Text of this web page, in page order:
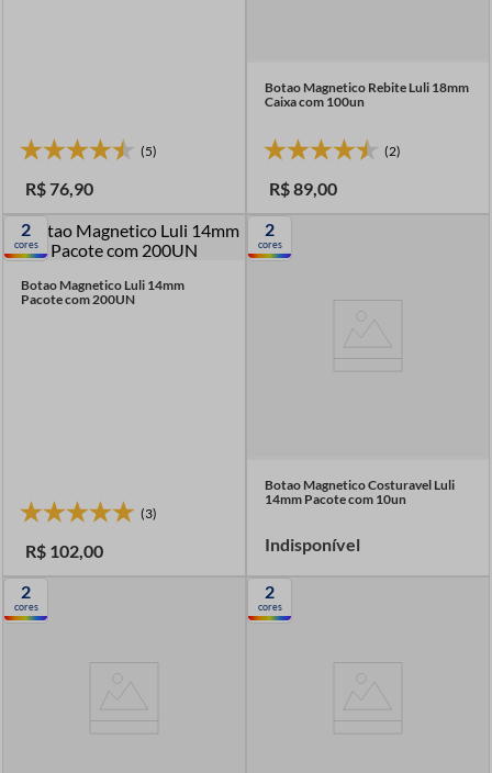
(5)
R$76,90
Botao Magnetico Rebite Luli 18mm
Caixa com 100un
(2)
R$89,00
2
cores
Botao Magnetico Luli 14mm
Pacote com 200UN
(3)
R$ 102,00
2
cores
Botao Magnetico Costuravel Luli
14mm Pacote com 10un
Indisponível
2
cores
2
cores